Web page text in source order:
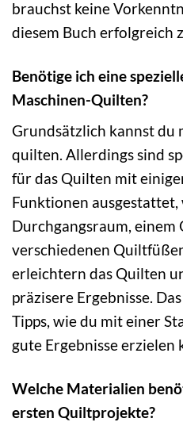
brauchst keine
diesem Buch erfolgreich
Benötige ich eine
Maschinen-Quilten?
Grundsätzlich kannst du
quilten. Allerdings sind
für das Quilten mit
Funktionen ausgestattet,
Durchgangsraum,
verschiedenen
erleichtern das Quilten
präzisere Ergebnisse.
Tipps, wie du mit einer
gute Ergebnisse erzielen
Welche Materialien
ersten Quiltprojekte?